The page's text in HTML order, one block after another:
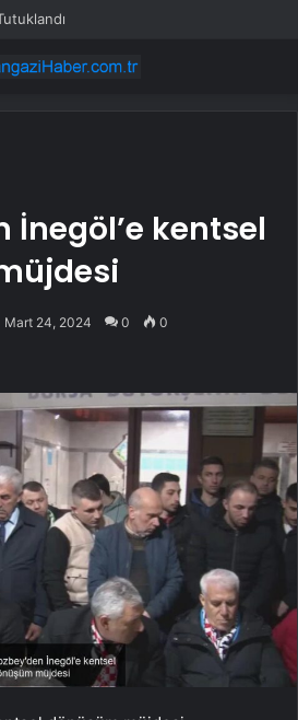
İnegöl’e kentsel
Mart 24, 2024 0 0